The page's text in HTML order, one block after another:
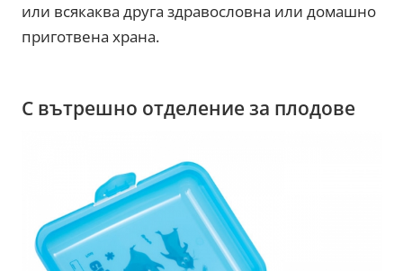
или всякаква друга здравословна или домашно
приготвена храна.
С вътрешно отделение за плодове